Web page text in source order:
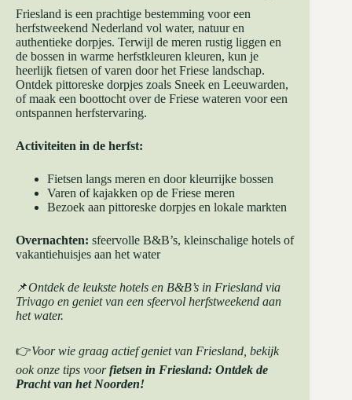
Friesland is een prachtige bestemming voor een
herfstweekend Nederland vol water, natuur en
authentieke dorpjes. Terwijl de meren rustig liggen en
de bossen in warme herfstkleuren kleuren, kun je
heerlijk fietsen of varen door het Friese landschap.
Ontdek pittoreske dorpjes zoals Sneek en Leeuwarden,
of maak een boottocht over de Friese wateren voor een
ontspannen herfstervaring.
Activiteiten in de herfst:
Fietsen langs meren en door kleurrijke bossen
Varen of kajakken op de Friese meren
Bezoek aan pittoreske dorpjes en lokale markten
Overnachten: sfeervolle B&B’s, kleinschalige hotels of
vakantiehuisjes aan het water
📌Ontdek de leukste hotels en B&B’s in Friesland via
Trivago en geniet van een sfeervol herfstweekend aan
het water.
👉Voor wie graag actief geniet van Friesland, bekijk
ook onze tips voorfietsen in Friesland: Ontdek de
Pracht van het Noorden!